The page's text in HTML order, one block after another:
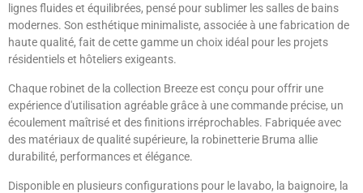
lignes fluides et équilibrées, pensé pour sublimer les salles de bains
modernes. Son esthétique minimaliste, associée à une fabrication de
haute qualité, fait de cette gamme un choix idéal pour les projets
résidentiels et hôteliers exigeants.
Chaque robinet de la collection Breeze est conçu pour offrir une
expérience d'utilisation agréable grâce à une commande précise, un
écoulement maîtrisé et des finitions irréprochables. Fabriquée avec
des matériaux de qualité supérieure, la robinetterie Bruma allie
durabilité, performances et élégance.
Disponible en plusieurs configurations pour le lavabo, la baignoire, la